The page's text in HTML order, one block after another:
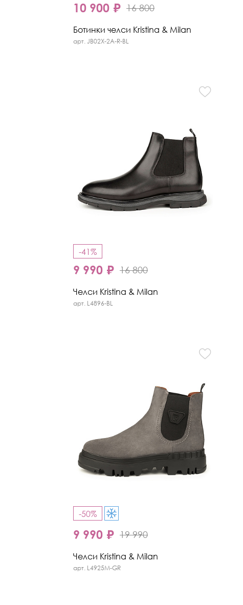
10 900 ₽ 16 800
Ботинки челси Kristina & Milan
арт. JB02X-2A-R-BL
-41%
9 990 ₽ 16 800
Челси Kristina & Milan
арт. L4896-BL
-50%
9 990 ₽ 19 990
Челси Kristina & Milan
арт. L4925M-GR